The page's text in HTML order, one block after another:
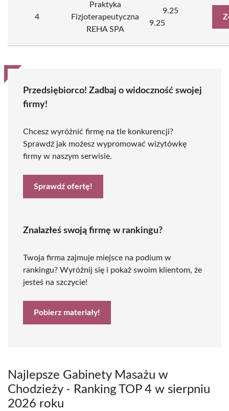
4
Praktyka
Fizjoterapeutyczna
REHA SPA
9.25
9.25
Przedsiębiorco! Zadbaj o widoczność swojej
firmy!
Chcesz wyróżnić firmę na tle konkurencji?
Sprawdź jak możesz wypromować wizytówkę
firmy w naszym serwisie.
Sprawdź ofertę!
Znalazłeś swoją firmę w rankingu?
Twoja firma zajmuje miejsce na podium w
rankingu? Wyróżnij się i pokaż swoim klientom, że
jesteś na szczycie!
Pobierz materiały!
Najlepsze Gabinety Masażu w
Chodzieży - Ranking TOP 4 w sierpniu
2026 roku